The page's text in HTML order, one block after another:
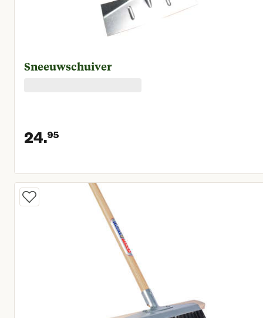
Sneeuwschuiver
24.95
Huidige prijs € 24,95